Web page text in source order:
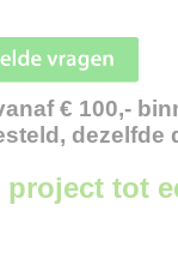
€ 100,-
dezelfde
tot